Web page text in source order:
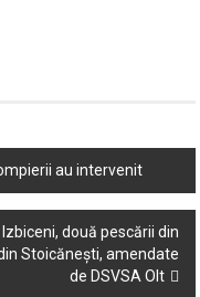
au intervenit
două pescării din
Stoicănești, amendate
de DSVSA Olt